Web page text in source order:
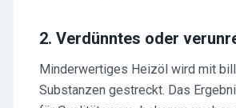
2. Verdünntes oder
Minderwertiges Heizöl wird mit
Substanzen gestreckt. Das